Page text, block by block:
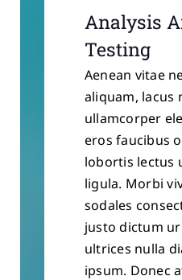
Analysis
Testing
Aenean vitae
aliquam, lacus
ullamcorper
eros faucibus
lobortis lectus
ligula. Morbi
sodales
justo dictum
ultrices nulla
ipsum. Donec